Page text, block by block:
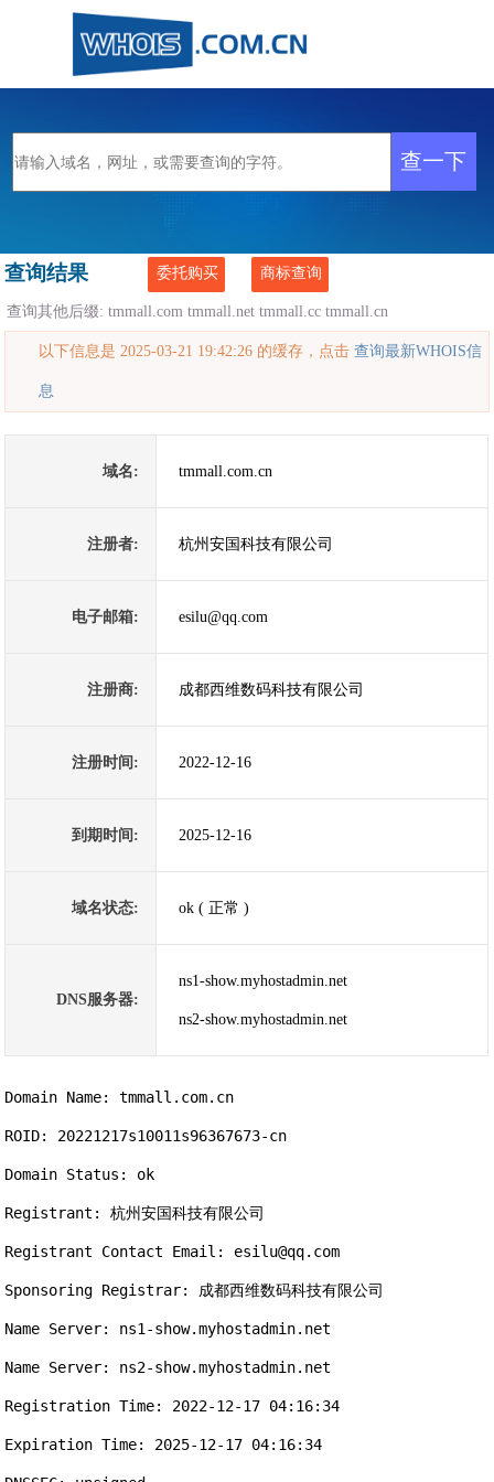
查询结果 委托购买 商标查询
查询其他后缀:tmmall.com tmmall.net tmmall.cc tmmall.cn
以下信息是 2025-03-21 19:42:26 的缓存，点击查询最新WHOIS信
息
域名: tmmall.com.cn
注册者: 杭州安国科技有限公司
电子邮箱: esilu@qq.com
注册商: 成都西维数码科技有限公司
注册时间: 2022-12-16
到期时间: 2025-12-16
域名状态: ok ( 正常 )
DNS服务器:
ns1-show.myhostadmin.net
ns2-show.myhostadmin.net
Domain Name: tmmall.com.cn
ROID: 20221217s10011s96367673-cn
Domain Status: ok
Registrant: 杭州安国科技有限公司
Registrant Contact Email: esilu@qq.com
Sponsoring Registrar: 成都西维数码科技有限公司
Name Server: ns1-show.myhostadmin.net
Name Server: ns2-show.myhostadmin.net
Registration Time: 2022-12-17 04:16:34
Expiration Time: 2025-12-17 04:16:34